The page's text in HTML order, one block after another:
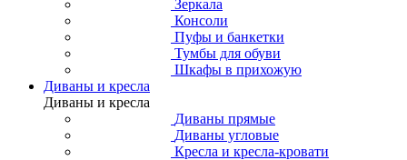
Зеркала
Консоли
Пуфы и банкетки
Тумбы для обуви
Шкафы в прихожую
Диваны и кресла
Диваны и кресла
Диваны прямые
Диваны угловые
Кресла и кресла-кровати